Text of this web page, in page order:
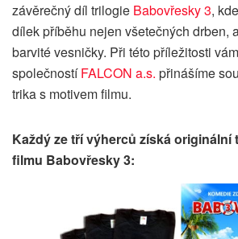
závěrečný díl trilogie Babovřesky 3,
dílek příběhu nejen všetečných drben,
barvité vesničky. Při této příležitosti
společnostíFALCON a.s. přinášíme
trika s motivem filmu.
Každý ze tří výherců získá originální
filmu Babovřesky 3: